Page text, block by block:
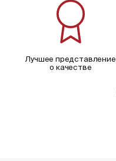
Лучшее представление
о качестве